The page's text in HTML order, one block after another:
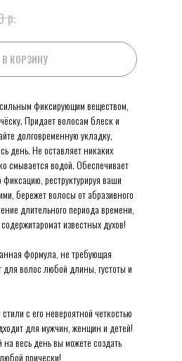
р.
В КОРЗИНУ
фиксирующим веществом,
Придает волосам блеск и
долговременную укладку,
день. Не оставляет никаких
смывается водой. Обеспечивает
реструктурируя ваши
бережет волосы от абразивного
длительного периода времени,
известных духов!
формула, не требующая
для волос любой длины, густоты и
с его невероятной четкостью
для мужчин, женщин и детей!
весь день вы можете создать
прически!